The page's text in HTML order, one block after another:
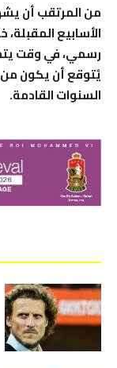
من المرتقب أن
الأسابيع
رسمي، في وقت
يُتوقع أن يكون من
السنوات القادمة.